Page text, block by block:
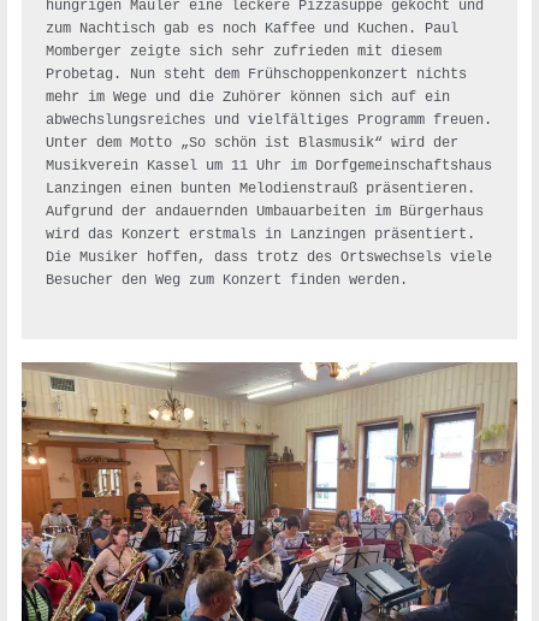
hungrigen Mäuler eine leckere Pizzasuppe gekocht und
zum Nachtisch gab es noch Kaffee und Kuchen. Paul
Momberger zeigte sich sehr zufrieden mit diesem
Probetag. Nun steht dem Frühschoppenkonzert nichts
mehr im Wege und die Zuhörer können sich auf ein
abwechslungsreiches und vielfältiges Programm freuen.
Unter dem Motto „So schön ist Blasmusik“ wird der
Musikverein Kassel um 11 Uhr im Dorfgemeinschaftshaus
Lanzingen einen bunten Melodienstrauß präsentieren.
Aufgrund der andauernden Umbauarbeiten im Bürgerhaus
wird das Konzert erstmals in Lanzingen präsentiert.
Die Musiker hoffen, dass trotz des Ortswechsels viele
Besucher den Weg zum Konzert finden werden.